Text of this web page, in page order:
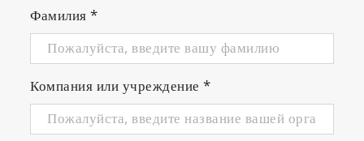
Фамилия*
Компания или учреждение*